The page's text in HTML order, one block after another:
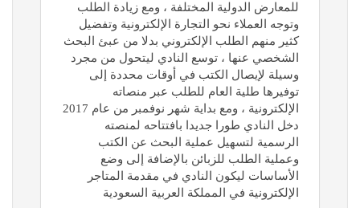
للمعارض الدولية المختلفة ، ومع زيادة الطلب
وتوجه العملاء نحو التجارة الإلكترونية وتفضيل
كثير منهم الطلب الإلكتروني بدلا من عبئ البحث
الشخصي عنها ، توسع النادي ليتحول من مجرد
وسيلة لإيصال الكتب في أوقات محددة إلى
توفيرها طلية العام للطلب عبر منصاته
الإلكترونية ، ومع بداية شهر نوفمبر من عام 2017
دخل النادي طورا جديدا بافتتاحه لمنصته
الرسمية لتسهيل عملية البحث عن الكتب
وعملية الطلب للزبائن بالإضافة إلى وضع
الأساسات ليكون النادي في مقدمة المتاجر
الإلكترونية في المملكة العربية السعودية